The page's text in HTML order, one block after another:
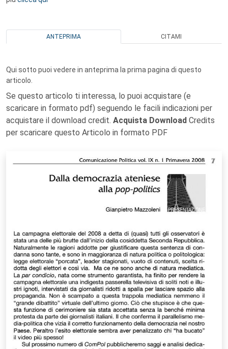
ANTEPRIMA CITAMI
Qui sotto puoi vedere in anteprima la prima pagina di questo
articolo.
Se questo articolo ti interessa, lo puoi acquistare (e
scaricare in formato pdf) seguendo le facili indicazioni per
acquistare il download credit. Acquista Download Credits
per scaricare questo Articolo in formato PDF